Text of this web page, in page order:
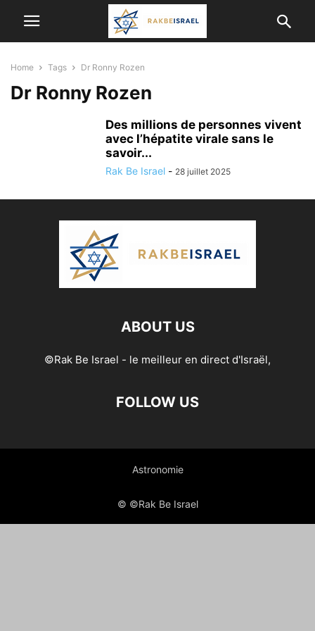
Home Tags Dr Ronny Rozen
Dr Ronny Rozen
Des millions de personnes vivent
avec l’hépatite virale sans le
savoir...
Rak Be Israel - 28 juillet 2025
ABOUT US
©Rak Be Israel - le meilleur en direct d'Israël,
FOLLOW US
Astronomie
© ©Rak Be Israel